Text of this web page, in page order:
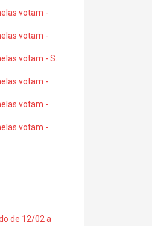
votam -
votam -
votam - S.
votam -
votam -
votam -
de 12/02 a